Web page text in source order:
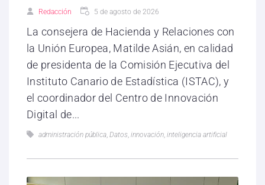
Redacción 5 de agosto de 2026
La consejera de Hacienda y Relaciones con
la Unión Europea, Matilde Asián, en calidad
de presidenta de la Comisión Ejecutiva del
Instituto Canario de Estadística (ISTAC), y
el coordinador del Centro de Innovación
Digital de...
administración pública Datos innovación inteligencia artificial